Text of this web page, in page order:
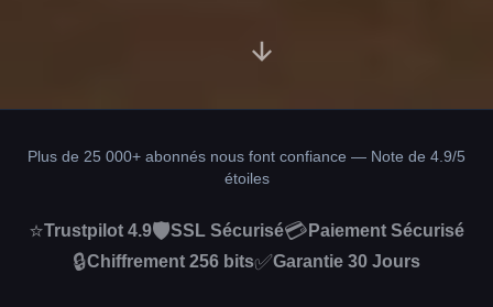
Plus de 25 000+ abonnés nous font confiance — Note de 4.9/5
étoiles
⭐Trustpilot 4.9🛡️SSL Sécurisé💳 Paiement Sécurisé
🔒Chiffrement 256 bits✅Garantie 30 Jours